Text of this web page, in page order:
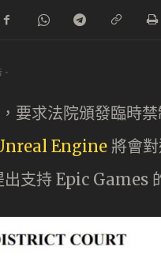
-
要求法院頒發臨時
Engine 將會
支持 Epic Games